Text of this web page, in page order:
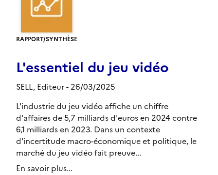
RAPPORT/SYNTHÈSE
L'essentiel du jeu vidéo
SELL, Editeur- 26/03/2025
L'industrie du jeu vidéo affiche un chiffre
d'affaires de 5,7 milliards d'euros en 2024 contre
6,1 milliards en 2023. Dans un contexte
d'incertitude macro-économique et politique, le
marché du jeu vidéo fait preuve...
En savoir plus...